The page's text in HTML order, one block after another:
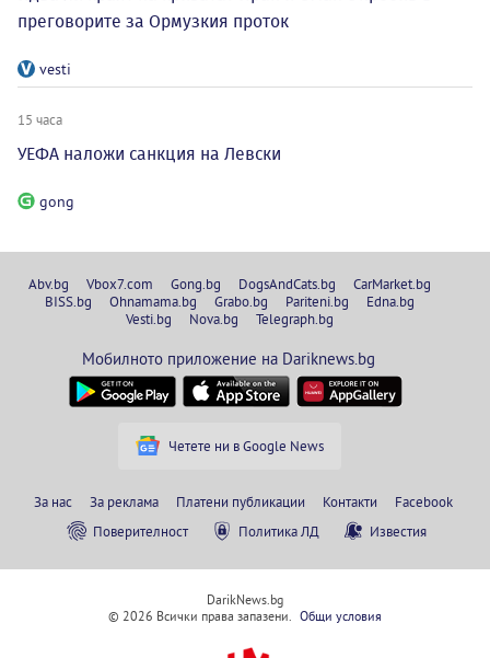
преговорите за Ормузкия проток
vesti
15 часа
УЕФА наложи санкция на Левски
gong
Abv.bg Vbox7.com Gong.bg DogsAndCats.bg
CarMarket.bg
BISS.bg
Ohnamama.bg Grabo.bg Pariteni.bg
Edna.bg
Vesti.bg
Nova.bg Telegraph.bg
Мобилното приложение на Dariknews.bg
Четете ни в Google News
За нас За реклама Платени публикации Контакти
Facebook
Поверителност
Политика ЛД Известия
DarikNews.bg
© 2026 Всички права запазени.
Общи условия